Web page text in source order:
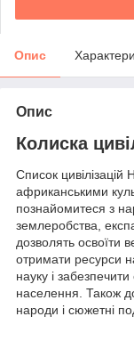
Опис
Опис
Колиска
Список
африканськими
познайомитеся з
землеробства,
дозволять освоїти
отримати ресурси
науку і
населення. Також
народи і сюжетні